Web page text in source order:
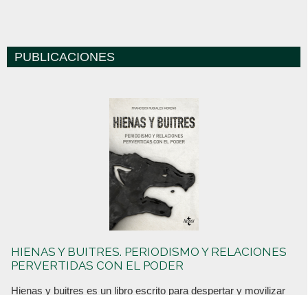
PUBLICACIONES
HIENAS Y BUITRES. PERIODISMO Y RELACIONES
PERVERTIDAS CON EL PODER
Hienas y buitres es un libro escrito para despertar y movilizar